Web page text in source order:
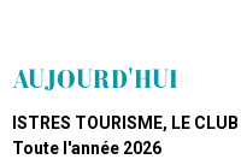
AUJOURD'HUI
ISTRES TOURISME, LE CLUB
Toute l'année 2026